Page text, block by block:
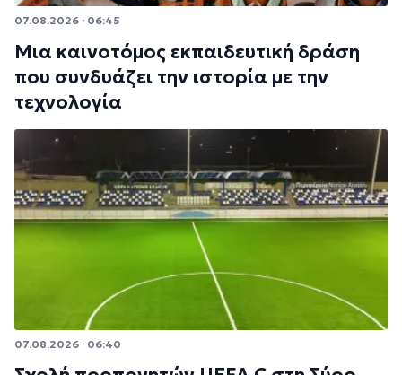
07.08.2026 · 06:45
Μια καινοτόμος εκπαιδευτική δράση
που συνδυάζει την ιστορία με την
τεχνολογία
07.08.2026 · 06:40